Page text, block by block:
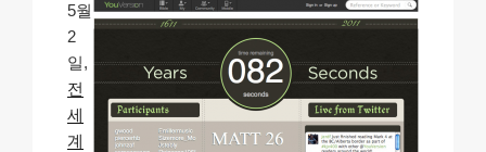
5월
2
일,
전
세
계